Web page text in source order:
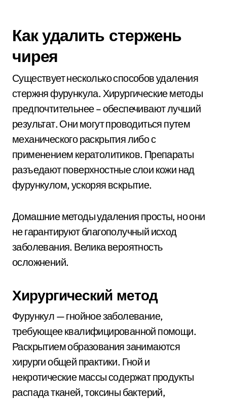
Как удалить стержень
чирея
Существует несколько способов удаления
стержня фурункула. Хирургические методы
предпочтительнее – обеспечивают лучший
результат. Они могут проводиться путем
механического раскрытия либо с
применением кератолитиков. Препараты
разъедают поверхностные слои кожи над
фурункулом, ускоряя вскрытие.
Домашние методы удаления просты, но они
не гарантируют благополучный исход
заболевания. Велика вероятность
осложнений.
Хирургический метод
Фурункул — гнойное заболевание,
требующее квалифицированной помощи.
Раскрытием образования занимаются
хирурги общей практики. Гной и
некротические массы содержат продукты
распада тканей, токсины бактерий,